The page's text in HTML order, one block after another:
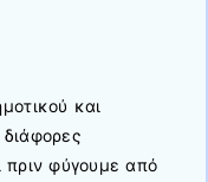
και
πριν φύγουμε από